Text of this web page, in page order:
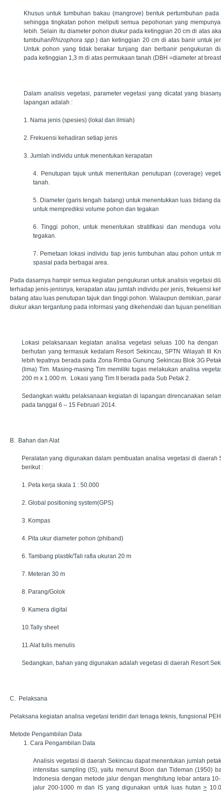
Khusus untuk tumbuhan bakau (mangrove) bentuk pertumbuhan
sehingga tingkatan pohon meliputi semua pepohonan yang
lebih. Selain itu diameter pohon diukur pada ketinggian 20 cm di atas
tumbuhanRhizophora spp.) dan ketinggian 20 cm di atas banir untuk
Untuk pohon yang tidak berakar tunjang dan berbanir pengukuran
pada ketinggian 1,3 m di atas permukaan tanah (DBH =diameter at
Dalam analisis vegetasi, parameter vegetasi yang dicatat yang
lapangan adalah :
1. Nama jenis (spesies) (lokal dan ilmiah)
2. Frekuensi kehadiran setiap jenis
3. Jumlah individu untuk menentukan kerapatan
4. Penutupan tajuk untuk menentukan penutupan (coverage)
tanah.
5. Diameter (garis tengah batang) untuk menentukkan luas bidang
untuk memprediksi volume pohon dan tegakan
6. Tinggi pohon, untuk menentukan stratifikasi dan menduga
tegakan.
7. Pemetaan lokasi individu tiap jenis tumbuhan atau pohon untuk
spasial pada berbagai area.
Pada dasarnya hampir semua kegiatan pengukuran untuk analisis vegetasi
terhadap jenis-jenisnya, kerapatan atau jumlah individu per jenis, frekuensi
batang atau luas penutupan tajuk dan tinggi pohon. Walaupun demikian,
diukur akan tergantung pada informasi yang dikehendaki dan tujuan
Lokasi pelaksanaan kegiatan analisa vegetasi seluas 100 ha
berhutan yang termasuk kedalam Resort Sekincau, SPTN Wilayah III
lebih tepatnya berada pada Zona Rimba Gunung Sekincau Blok 3G
(lima) Tim. Masing-masing Tim memiliki tugas melakukan analisa
200 m x 1.000 m. Lokasi yang Tim II berada pada Sub Petak 2.
Sedangkan waktu pelaksanaan kegiatan di lapangan direncanakan
pada tanggal 6 – 15 Februari 2014.
B. Bahan dan Alat
Peralatan yang digunakan dalam pembuatan analisa vegetasi di daerah
berikut :
1. Peta kerja skala 1 : 50.000
2. Global positioning system(GPS)
3. Kompas
4. Pita ukur diameter pohon (phiband)
6. Tambang plastik/Tali rafia ukuran 20 m
7. Meteran 30 m
8. Parang/Golok
9. Kamera digital
10.Tally sheet
11.Alat tulis menulis
Sedangkan, bahan yang digunakan adalah vegetasi di daerah Resort
C. Pelaksana
Pelaksana kegiatan analisa vegetasi teridiri dari tenaga teknis, fungsional
Metode Pengambilan Data
1.Cara Pengambilan Data
Analisis vegetasi di daerah Sekincau dapat menentukan jumlah
intensitas sampling (IS), yaitu menurut Boon dan Tideman (1950)
Indonesia dengan metode jalur dengan menghitung lebar antara
jalur 200-1000 m dan IS yang digunakan untuk luas hutan>